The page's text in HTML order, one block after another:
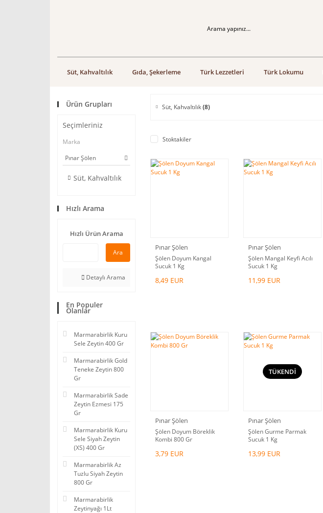
Süt, Kahvaltılık Gıda, Şekerleme Türk Lezzetleri Türk Lokumu
Ürün Grupları
Seçimleriniz
Marka
Pınar Şölen
Süt, Kahvaltılık
Hızlı Arama
Hızlı Ürün Arama
Ara
Detaylı Arama
En Populer
Olanlar
Marmarabirlik Kuru
Sele Zeytin 400 Gr
Marmarabirlik Gold
Teneke Zeytin 800
Gr
Marmarabirlik Sade
Zeytin Ezmesi 175
Gr
Marmarabirlik Kuru
Sele Siyah Zeytin
(XS) 400 Gr
Marmarabirlik Az
Tuzlu Siyah Zeytin
800 Gr
Marmarabirlik
Zeytinyağı 1Lt
Süt, Kahvaltılık(8)
Stoktakiler
Pınar Şölen
Şölen Doyum Kangal
Sucuk 1 Kg
8,49 EUR
Pınar Şölen
Şölen Mangal Keyfi Acılı
Sucuk 1 Kg
11,99 EUR
Pınar Şölen
Şölen Doyum Böreklik
Kombi 800 Gr
3,79 EUR
TÜKENDİ
Pınar Şölen
Şölen Gurme Parmak
Sucuk 1 Kg
13,99 EUR